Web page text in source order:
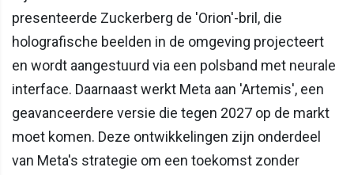
presenteerde Zuckerberg de 'Orion'-bril, die
holografische beelden in de omgeving projecteert
en wordt aangestuurd via een polsband met neurale
interface. Daarnaast werkt Meta aan 'Artemis', een
geavanceerdere versie die tegen 2027 op de markt
moet komen. Deze ontwikkelingen zijn onderdeel
van Meta's strategie om een toekomst zonder